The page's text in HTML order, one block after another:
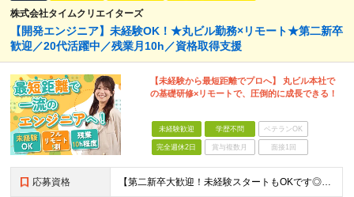
株式会社タイムクリエイターズ
【開発エンジニア】未経験OK！★丸ビル勤務×リモート★第二新卒
歓迎／20代活躍中／残業月10h／資格取得支援
【未経験から最短距離でプロへ】 丸ビル本社で
の基礎研修×リモートで、圧倒的に成長できる！
未経験歓迎 学歴不問 ベテランOK
完全週休2日 賞与複数月 面接1回
応募資格 【第二新卒大歓迎！未経験スタートもOKです◎】 ◆学歴不問 ◆未経験OK ☆これまでの経歴よりも「これから」を重視します！ ☆文系・理系、前職の雇用形態は一切問いません！ ＼先輩たちの前職もさまざ